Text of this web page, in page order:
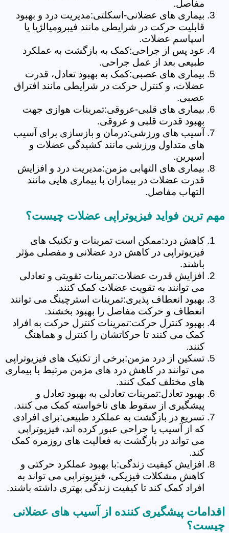
مفاصل.
بیماری های عضلانی-اسکلتی:مدیریت درد و بهبود
قابلیت حرکت در شرایطی مانند فیبرومیالژیا یا
اسپاسم عضلات.
عود پس از جراحی:کمک به بازگشت به عملکرد
طبیعی بعد از عمل جراحی.
بیماری های عصبی:کمک به بهبود تعادل، قدرت
عضلات، و کنترل حرکت در شرایطی مانند افتراق
عصبی.
بیماری های قلبی-عروقی:تمرینات هوازی جهت
بهبود قدرت قلبی و عروقی.
آسیب های ورزشی:درمان و بازسازی برای آسیب
های متداول ورزشی مانند کشیدگی عضلات و
اسپرین.
بیماری های التهابی مزمن:مدیریت درد و افزایش
قدرت عضلات در بیماران با بیماری هایی مانند
التهاب مفاصل.
مهم ترین فواید فیزیوتراپی عضلات چیست؟
کاهش درد:ممکن است تمرینات و تکنیک های
فیزیوتراپی در کاهش درد عضلانی و مفصلی مؤثر
باشند.
افزایش قدرت عضلات:تمرینات تقویتی و تعادلی
می توانند به تقویت عضلات کمک کنند.
بهبود انعطاف پذیری:تمرینات استرچینگ می توانند
انعطاف و حرکت مفاصل را بهبود بخشند.
بهبود کنترل حرکت:تمرینات کنترل حرکت به افراد
کمک می کنند تا حرکاتشان را کنترل و هماهنگ
کنند.
تسکین از درد مزمن:برخی از تکنیک های فیزیوتراپی
می توانند در کاهش درد های مزمن مرتبط با بیماری
های مختلف کمک کنند.
بهبود تعادل:تمرینات تعادلی به بهبود تعادل و
پیشگیری از سقوط های ناخواسته کمک می کنند.
تسریع در بازگشت به عملکرد طبیعی:برای افرادی
که از آسیب یا جراحی عبور کرده اند، فیزیوتراپی
می تواند در بازگشت به فعالیت های روزمره کمک
کند.
افزایش کیفیت زندگی:با بهبود عملکرد حرکتی و
کاهش مشکلات فیزیکی، فیزیوتراپی می تواند به
افراد کمک کند تا کیفیت زندگی بهتری داشته باشند.
اقدامات پیشگیری کننده از آسیب های عضلانی
چیست؟